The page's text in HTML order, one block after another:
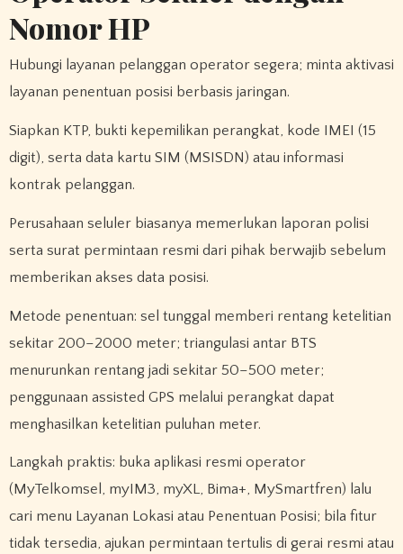
Nomor HP
Hubungi layanan pelanggan operator segera; minta aktivasi
layanan penentuan posisi berbasis jaringan.
Siapkan KTP, bukti kepemilikan perangkat, kode IMEI (15
digit), serta data kartu SIM (MSISDN) atau informasi
kontrak pelanggan.
Perusahaan seluler biasanya memerlukan laporan polisi
serta surat permintaan resmi dari pihak berwajib sebelum
memberikan akses data posisi.
Metode penentuan: sel tunggal memberi rentang ketelitian
sekitar 200–2000 meter; triangulasi antar BTS
menurunkan rentang jadi sekitar 50–500 meter;
penggunaan assisted GPS melalui perangkat dapat
menghasilkan ketelitian puluhan meter.
Langkah praktis: buka aplikasi resmi operator
(MyTelkomsel, myIM3, myXL, Bima+, MySmartfren) lalu
cari menu Layanan Lokasi atau Penentuan Posisi; bila fitur
tidak tersedia, ajukan permintaan tertulis di gerai resmi atau